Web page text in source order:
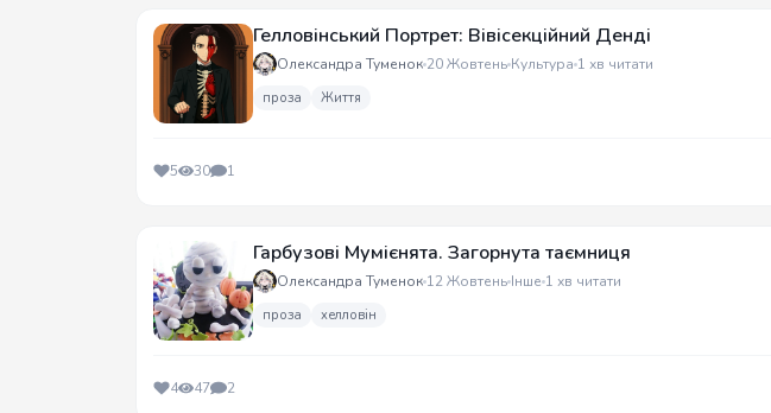
Гелловінський Портрет: Вівісекційний Денді
Олександра Туменок 20 Жовтень Культура 1 хв читати
проза Життя
5 30 1
Гарбузові Мумієнята. Загорнута таємниця
Олександра Туменок 12 Жовтень Інше 1 хв читати
проза хелловін
4 47 2